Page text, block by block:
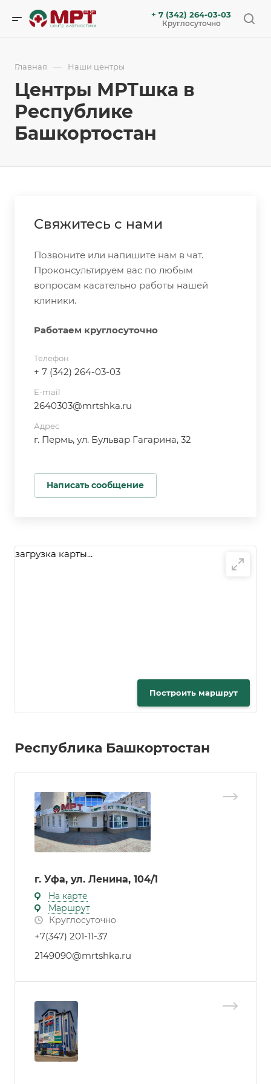
+ 7 (342) 264-03-03
Круглосуточно
Главная — Наши центры
Центры МРТшка в
Республике
Башкортостан
загрузка карты...
Построить маршрут
Республика Башкортостан
г. Уфа, ул. Ленина, 104/1
На карте
Маршрут
Круглосуточно
+7(347) 201-11-37
2149090@mrtshka.ru
Свяжитесь с нами
Позвоните или напишите нам в чат.
Проконсультируем вас по любым
вопросам касательно работы нашей
клиники.
Работаем круглосуточно
Телефон
+ 7 (342) 264-03-03
E-mail
2640303@mrtshka.ru
Адрес
г. Пермь, ул. Бульвар Гагарина, 32
Написать сообщение